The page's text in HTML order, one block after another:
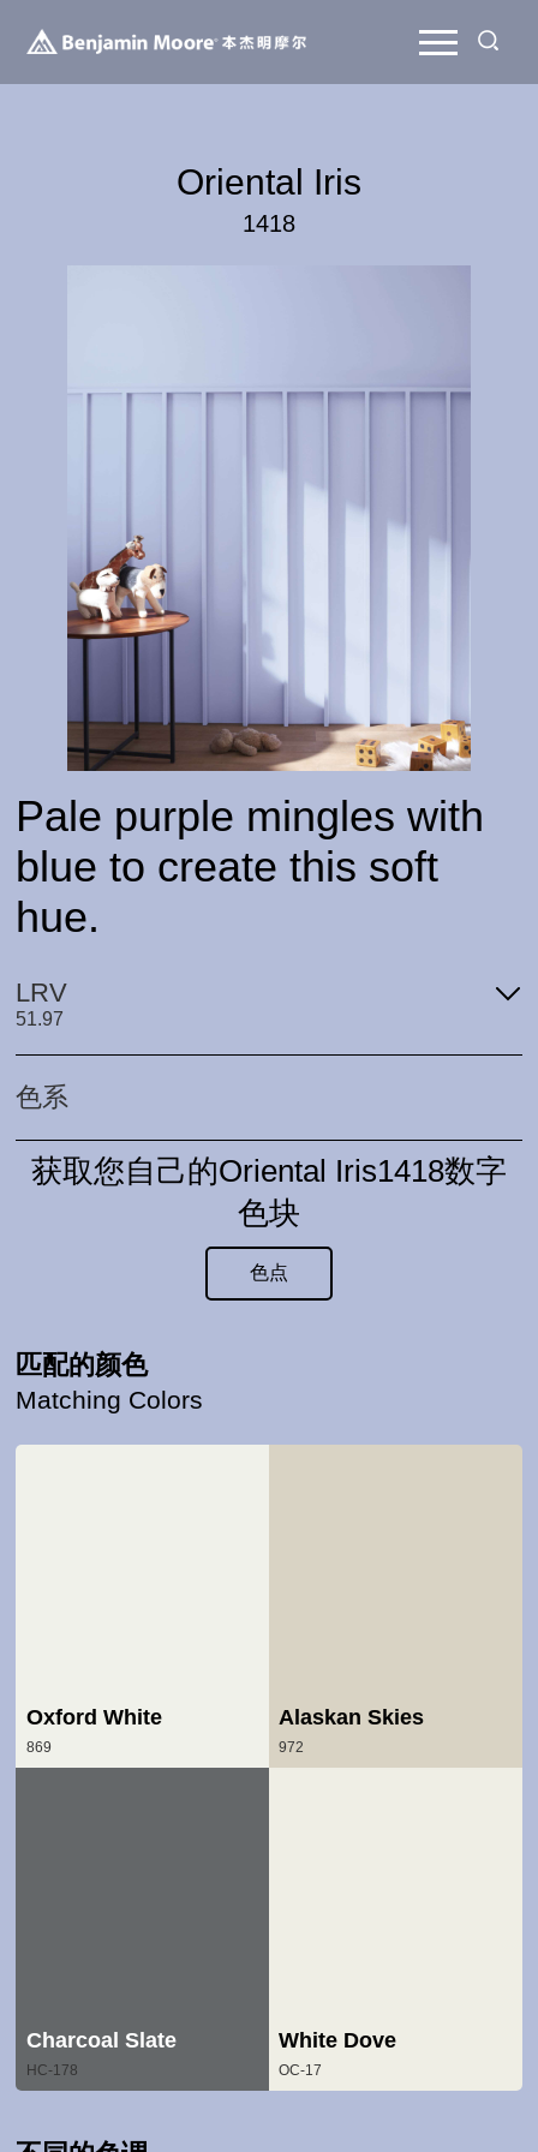
Oriental Iris
1418
Pale purple mingles with
blue to create this soft
hue.
LRV
51.97
色系
获取您自己的Oriental Iris1418数字
色块
色点
匹配的颜色
Matching Colors
Oxford White
869
Alaskan Skies
972
Charcoal Slate
HC-178
White Dove
OC-17